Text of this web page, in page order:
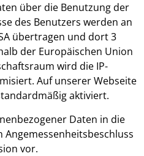
über die Benutzung der
des Benutzers werden an
übertragen und dort 3
der Europäischen Union
wird die IP-
Auf unserer Webseite
aktiviert.
Daten in die
An­ge­messenheits­beschluss
vor.